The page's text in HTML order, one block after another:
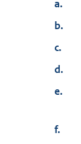
a.
b.
c.
d.
e.
f.